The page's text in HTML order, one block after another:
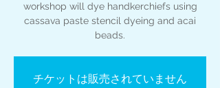
workshop will dye handkerchiefs using
cassava paste stencil dyeing and acai
beads.
チケットは販売されていません